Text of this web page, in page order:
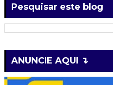
Pesquisar este blog
ANUNCIE AQUI ↴